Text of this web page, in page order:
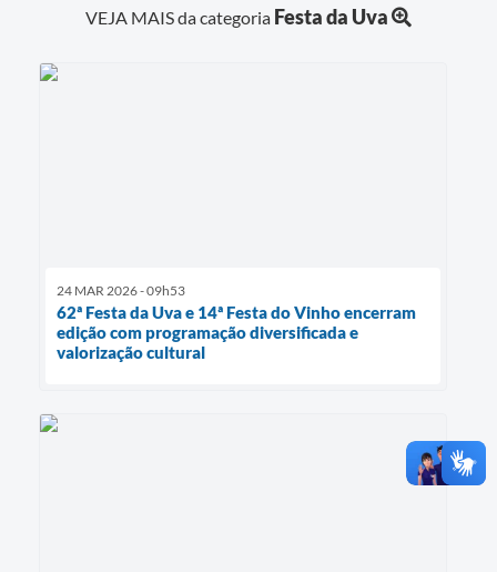
VEJA MAIS da categoria Festa da Uva
24 MAR 2026 - 09h53
62ª Festa da Uva e 14ª Festa do Vinho encerram
edição com programação diversificada e
valorização cultural